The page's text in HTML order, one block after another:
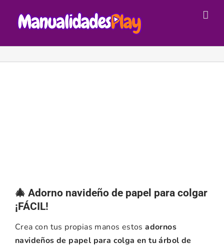
contenido
🎄 Adorno navideño de papel para colgar
¡FÁCIL!
Crea con tus propias manos estosadornos
navideños de papel para colga en tu árbol de